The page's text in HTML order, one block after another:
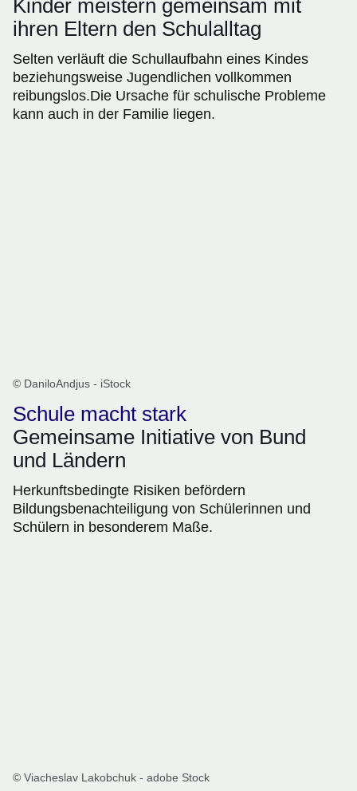
Kinder meistern gemeinsam mit
ihren Eltern den Schulalltag
Selten verläuft die Schullaufbahn eines Kindes
beziehungsweise Jugendlichen vollkommen
reibungslos.Die Ursache für schulische Probleme
kann auch in der Familie liegen.
© DaniloAndjus - iStock
Schule macht stark
Gemeinsame Initiative von Bund
und Ländern
Herkunftsbedingte Risiken befördern
Bildungsbenachteiligung von Schülerinnen und
Schülern in besonderem Maße.
© Viacheslav Lakobchuk - adobe Stock